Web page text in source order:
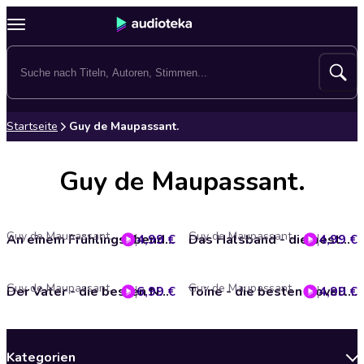
Startseite Guy de Maupassant.
Guy de Maupassant.
An einem Frühlingsabend - die besten Novellen von Guy de Maupassant
Guy de Maupassant. 4,99 € Das Halsband - die besten Novellen von Guy de Maupassant
Guy de Maupassant. 4,99 €
Der Vater - die besten Novellen von Guy de Maupassant
Guy de Maupassant. 6,99 € Toine - die besten Novellen von Guy de Maupassant
Guy de Maupassant. 4,99 €
Kategorien